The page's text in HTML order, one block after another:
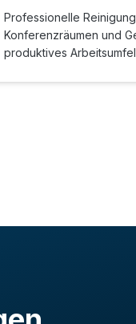
Professionelle
Konferenzräumen und
produktives